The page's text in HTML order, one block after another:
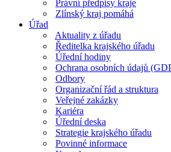
Právní předpisy kraje
Zlínský kraj pomáhá
Úřad
Aktuality z úřadu
Ředitelka krajského úřadu
Úřední hodiny
Ochrana osobních údajů
Odbory
Organizační řád a struktura
Veřejné zakázky
Kariéra
Úřední deska
Strategie krajského úřadu
Povinné informace